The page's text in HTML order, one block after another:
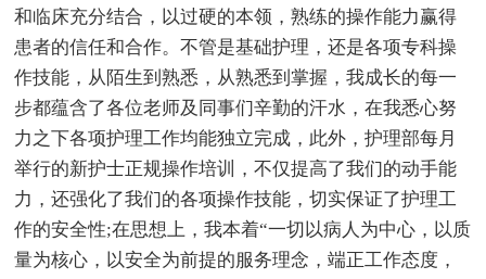
和临床充分结合，以过硬的本领，熟练的操作能力赢得
患者的信任和合作。不管是基础护理，还是各项专科操
作技能，从陌生到熟悉，从熟悉到掌握，我成长的每一
步都蕴含了各位老师及同事们辛勤的汗水，在我悉心努
力之下各项护理工作均能独立完成，此外，护理部每月
举行的新护士正规操作培训，不仅提高了我们的动手能
力，还强化了我们的各项操作技能，切实保证了护理工
作的安全性;在思想上，我本着“一切以病人为中心，以质
量为核心，以安全为前提的服务理念，端正工作态度，